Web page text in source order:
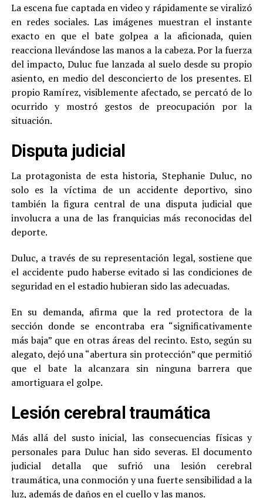
La escena fue captada en video y rápidamente se viralizó
en redes sociales. Las imágenes muestran el instante
exacto en que el bate golpea a la aficionada, quien
reacciona llevándose las manos a la cabeza. Por la fuerza
del impacto, Duluc fue lanzada al suelo desde su propio
asiento, en medio del desconcierto de los presentes. El
propio Ramírez, visiblemente afectado, se percató de lo
ocurrido y mostró gestos de preocupación por la
situación.
Disputa judicial
La protagonista de esta historia, Stephanie Duluc, no
solo es la víctima de un accidente deportivo, sino
también la figura central de una disputa judicial que
involucra a una de las franquicias más reconocidas del
deporte.
Duluc, a través de su representación legal, sostiene que
el accidente pudo haberse evitado si las condiciones de
seguridad en el estadio hubieran sido las adecuadas.
En su demanda, afirma que la red protectora de la
sección donde se encontraba era “significativamente
más baja” que en otras áreas del recinto. Esto, según su
alegato, dejó una “abertura sin protección” que permitió
que el bate la alcanzara sin ninguna barrera que
amortiguara el golpe.
Lesión cerebral traumática
Más allá del susto inicial, las consecuencias físicas y
personales para Duluc han sido severas. El documento
judicial detalla que sufrió una lesión cerebral
traumática, una conmoción y una fuerte sensibilidad a la
luz, además de daños en el cuello y las manos.